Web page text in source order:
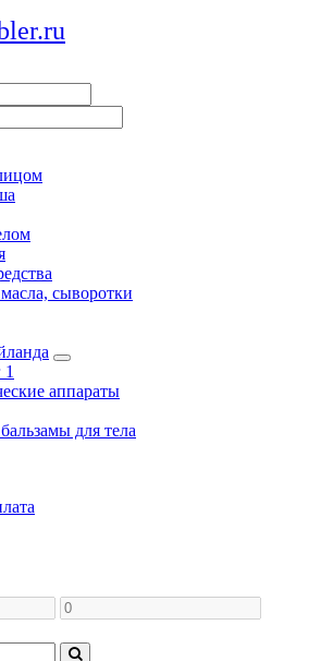
сыворотки
аппараты
для тела